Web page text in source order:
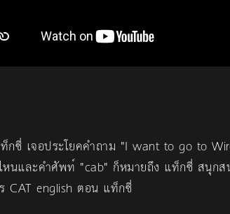
ซี่ เจอประโยคคำถาม "I want to go to
หนและคำศัพท์ "cab" ก็หมายถึง แท็กซี่ สนุก
CAT english ตอน แท็กซี่